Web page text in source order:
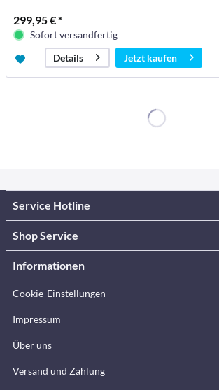
299,95 € *
Sofort versandfertig
Details
Jetzt kaufen
Service Hotline
Shop Service
Informationen
Cookie-Einstellungen
Impressum
Über uns
Versand und Zahlung